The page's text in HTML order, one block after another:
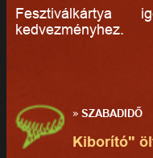
Fesztiválkártya
kedvezményhez.
»SZABADIDŐ
Kiborító"